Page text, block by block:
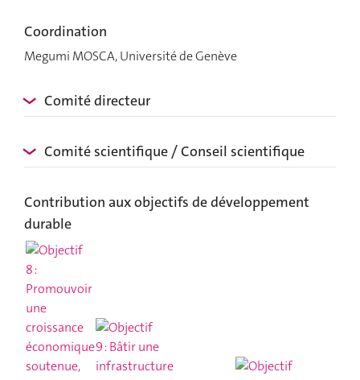
Coordination
Megumi MOSCA, Université de Genève
Comité directeur
Comité scientifique / Conseil scientifique
Contribution aux objectifs de développement
durable